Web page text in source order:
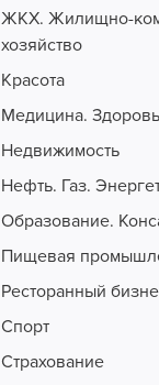
ЖКХ. Жилищно-
хозяйство
Красота
Медицина.
Недвижимость
Нефть. Газ.
Образование.
Пищевая
Ресторанный
Спорт
Страхование